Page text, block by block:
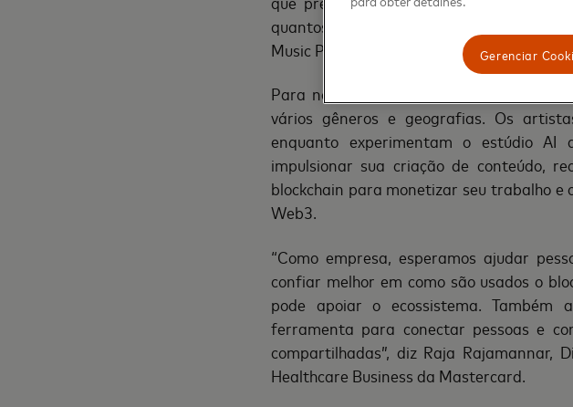
quantos fãs de música e Web3 podem
Music Pass.
Para narrar sua jornada no programa,
vários gêneros e geografias. Os
enquanto experimentam o estúdio AI
impulsionar sua criação de conteúdo,
blockchain para monetizar seu trabalho
Web3.
“Como empresa, esperamos ajudar
confiar melhor em como são usados o
pode apoiar o ecossistema. Também
ferramenta para conectar pessoas e
compartilhadas”, diz Raja Rajamannar,
Healthcare Business da Mastercard.
Gerenciar